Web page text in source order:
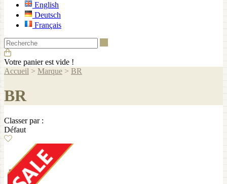
English
Deutsch
Français
Votre panier est vide !
Accueil > Marque > BR
BR
Classer par :
Défaut